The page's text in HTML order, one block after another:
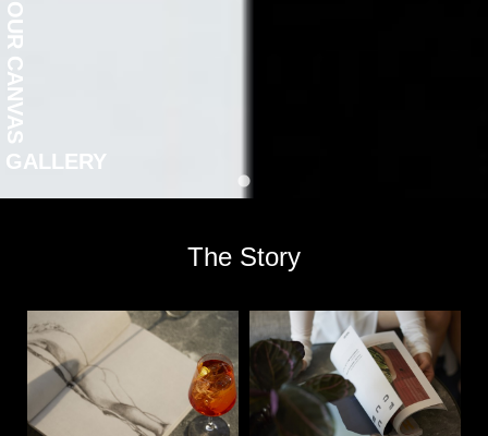
GALLERY
OUR CANVAS
The Story